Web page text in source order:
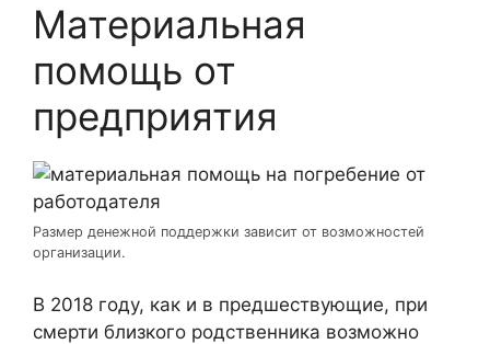
Материальная
помощь от
предприятия
Размер денежной поддержки зависит от возможностей
организации.
В 2018 году, как и в предшествующие, при
смерти близкого родственника возможно